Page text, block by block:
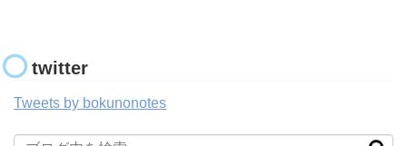
twitter
Tweets by bokunonotes